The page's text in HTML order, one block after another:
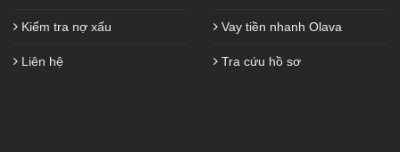
Kiểm tra nợ xấu
Liên hệ
Vay tiền nhanh Olava
Tra cứu hồ sơ